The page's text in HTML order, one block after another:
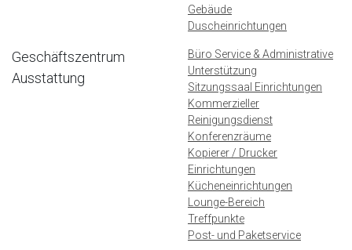
Gebäude
Duscheinrichtungen
Geschäftszentrum
Ausstattung
Büro Service & Administrative
Unterstützung
Sitzungssaal Einrichtungen
Kommerzieller
Reinigungsdienst
Konferenzräume
Kopierer / Drucker
Einrichtungen
Kücheneinrichtungen
Lounge-Bereich
Treffpunkte
Post- und Paketservice